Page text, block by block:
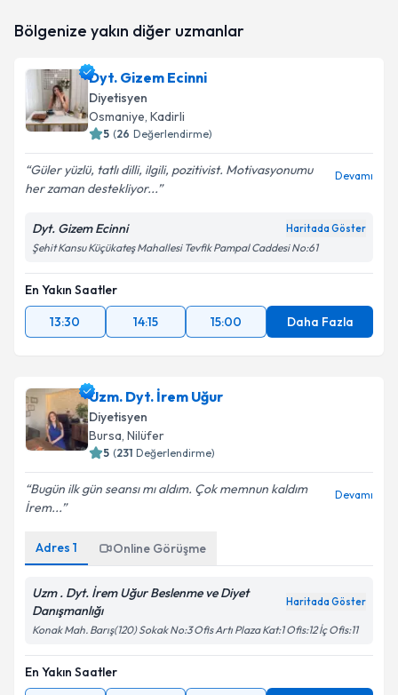
Size bu uzmandan randevu almanız için bir takvim
E-posta Adresiniz
Kişisel verilerimin işlenmesine ilişkinAydınlatma
Metni'ni okudum ve kişisel verilerimin belirtilen
Bölgenize yakın diğer uzmanlar
Dyt. Gizem Ecinni
Diyetisyen
Osmaniye, Kadirli
5 (26 Değerlendirme)
Güler yüzlü, tatlı dilli, ilgili, pozitivist. Motivasyonumu
her zaman destekliyor...
Devamı
Dyt. Gizem Ecinni Haritada Göster
Şehit Kansu Küçükateş Mahallesi Tevfik Pampal Caddesi No:61
En Yakın Saatler
13:30
14:15 15:00 Daha Fazla
Uzm. Dyt. İrem Uğur
Diyetisyen
Bursa, Nilüfer
5 (231 Değerlendirme)
Bugün ilk gün seansı mı aldım. Çok memnun kaldım
İrem...
Devamı
Adres 1 Online Görüşme
Uzm . Dyt. İrem Uğur Beslenme ve Diyet
Danışmanlığı
Haritada Göster
Konak Mah. Barış(120) Sokak No:3 Ofis Artı Plaza Kat:1 Ofis:12 İç Ofis:11
En Yakın Saatler